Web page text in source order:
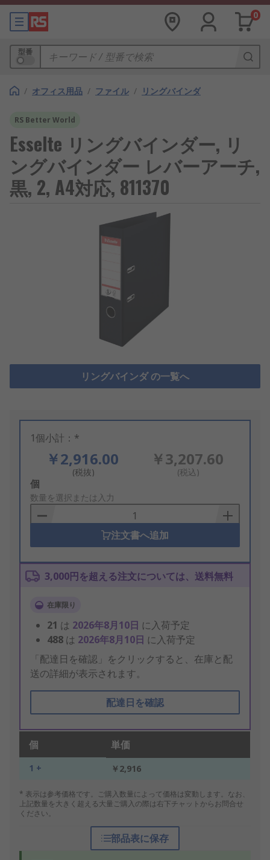
0
型番
/ オフィス用品 / ファイル / リングバインダ
RS Better World
Esselte リングバインダー, リ
ングバインダー レバーアーチ,
黒, 2, A4対応, 811370
リングバインダ の一覧へ
1個小計：*
￥2,916.00
(税抜)
￥3,207.60
(税込)
Add
to
Basket
個
数量を選択または入力
注文書へ追加
3,000円を超える注文については、送料無料
在庫限り
21 は 2026年8月10日 に入荷予定
488 は 2026年8月10日 に入荷予定
「配達日を確認」をクリックすると、在庫と配
送の詳細が表示されます。
配達日を確認
個 単価
1 + ￥2,916
* 表示は参考価格です。ご購入数量によって価格は変動します。なお、
上記数量を大きく超える大量ご購入の際は右下チャットからお問合せ
ください。
部品表に保存